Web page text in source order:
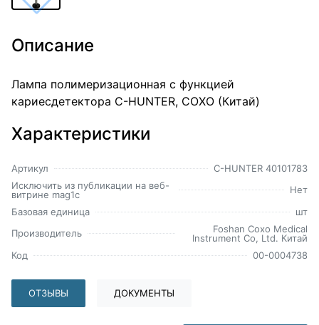
Описание
Лампа полимеризационная с функцией
кариесдетектора C-HUNTER, COXO (Китай)
Характеристики
Артикул
C-HUNTER 40101783
Исключить из публикации на веб-
витрине mag1c
Нет
Базовая единица
шт
Производитель
Foshan Coxo Medical
Instrument Co, Ltd. Китай
Код
00-0004738
ОТЗЫВЫ ДОКУМЕНТЫ